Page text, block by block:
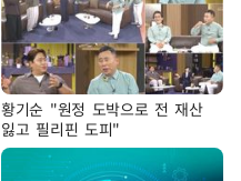
황기순 "원정 도박으로 전 재산
잃고 필리핀 도피"